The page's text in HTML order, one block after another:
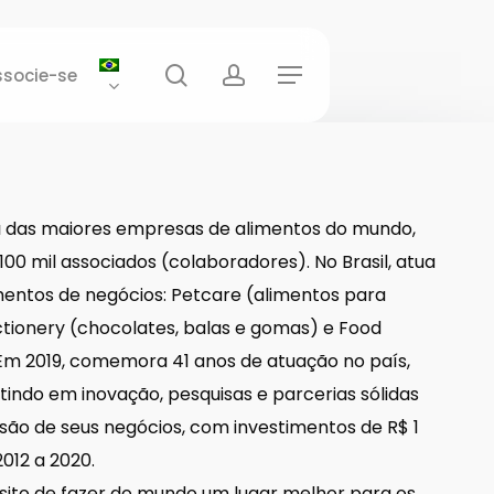
se buscaaccount
Menu
das maiores empresas de alimentos do mundo,
mil associados (colaboradores). No Brasil, atua
de negócios: Petcare (alimentos para
(chocolates, balas e gomas) e Food
2019, comemora 41 anos de atuação no país,
em inovação, pesquisas e parcerias sólidas
de seus negócios, com investimentos de R$ 1
a 2020.